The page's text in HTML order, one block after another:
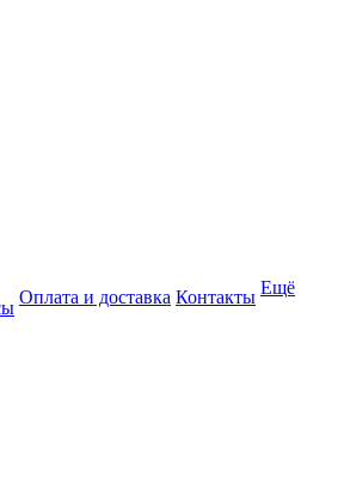
Оплата и доставка Контакты Ещё